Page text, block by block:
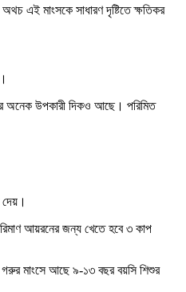
এই মাংসকে সাধারণ দৃষ্টিতে ক্ষতিকর
অনেক উপকারী দিকও আছে। পরিমিত
আয়রনের জন্য খেতে হবে ৩ কাপ
গরুর মাংসে আছে ৯-১৩ বছর বয়সি শিশুর